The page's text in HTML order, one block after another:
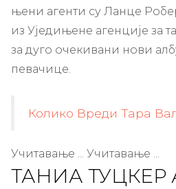
њени агенти су Ланце
из Уједињене агенције за
за дуго очекивани нови
певачице.
Колико Вреди Тара
Учитавање ... Учитавање ...
ТАНИА ТУЦКЕР